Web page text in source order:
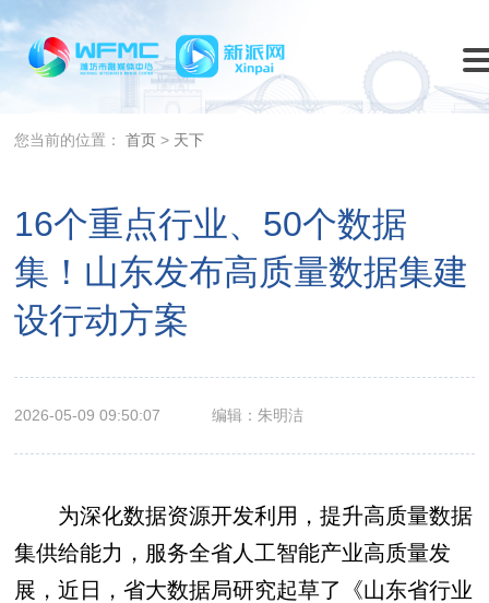
您当前的位置：首页 > 天下
16个重点行业、50个数据
集！山东发布高质量数据集建
设行动方案
2026-05-09 09:50:07 编辑：朱明洁
为深化数据资源开发利用，提升高质量数据
集供给能力，服务全省人工智能产业高质量发
展，近日，省大数据局研究起草了《山东省行业